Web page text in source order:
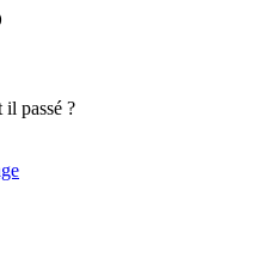
il passé ?